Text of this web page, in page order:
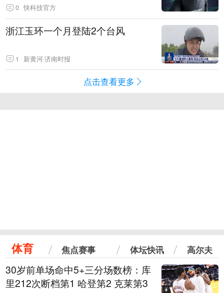
0 快科技官方
浙江玉环一个月登陆2个台风
1 新黄河·济南时报
点击查看更多
体育 焦点赛事 体坛快讯 高尔夫
30岁前单场命中5+三分场数榜：库
里212次断档第1 哈登第2 克莱第3